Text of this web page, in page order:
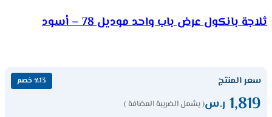
ثلاجة بانكول عرض باب واحد موديل 78 – أسود
سعر المنتج ٪13 خصم
1,819 ر.س( يشمل الضريبة المضافة )